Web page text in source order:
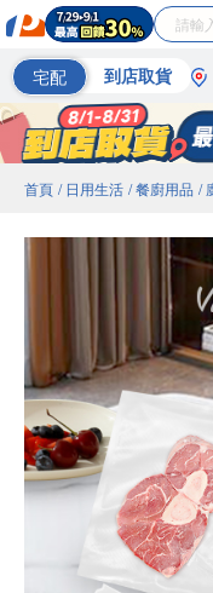
宅配 到店取貨
首頁 / 日用生活 / 餐廚用品 /